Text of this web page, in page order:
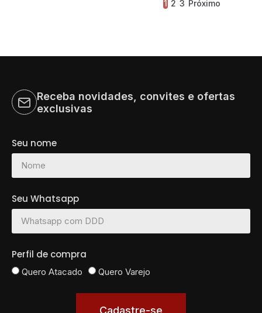
1 2 3 Próximo
Receba novidades, convites e ofertas
exclusivas
Seu nome
Seu Whatsapp
Perfil de compra
Quero Atacado Quero Varejo
Cadastre-se